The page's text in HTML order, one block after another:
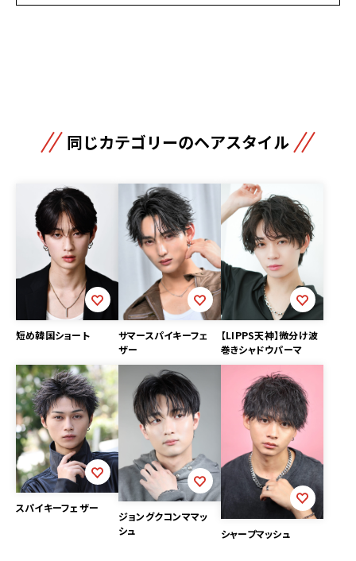
同じカテゴリーのヘアスタイル
短め韓国ショート
サマースパイキーフェ
ザー
【LIPPS天神】微分け波
巻きシャドウパーマ
スパイキーフェザー
ジョングクコンママッ
シュ
シャープマッシュ